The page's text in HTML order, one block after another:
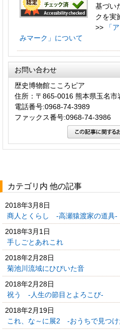
基づい
クを実
>>
「
みマーク」について
お問い合わせ
歴史博物館こころピア
住所：〒865-0016 熊本県玉名市
電話番号:0968-74-3989
ファックス番号:0968-74-3986
カテゴリ内 他の記事
2018年3月8日
商人とくらし -高瀬猿渡家の道具-
2018年3月1日
手しごとあれこれ
2018年2月28日
菊池川流域にひびいた音
2018年2月28日
祝う -人生の節目とよろこび-
2018年2月19日
これ、な～に展2 -おうちで見つけ